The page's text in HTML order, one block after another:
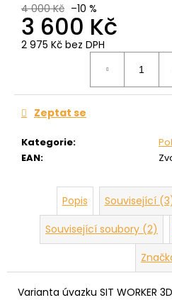
4 000 Kč –10 %
3 600 Kč
2 975 Kč bez DPH
Kategorie:
EAN:
Zeptat se
Popis Související
Související soubory (2)
Varianta úvazku SIT WORKER